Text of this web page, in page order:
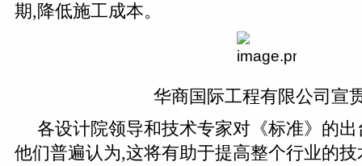
期,降低施工成本。
华商国际工程有限公司宣
各设计院领导和技术专家对《标准》的
他们普遍认为,这将有助于提高整个行业的